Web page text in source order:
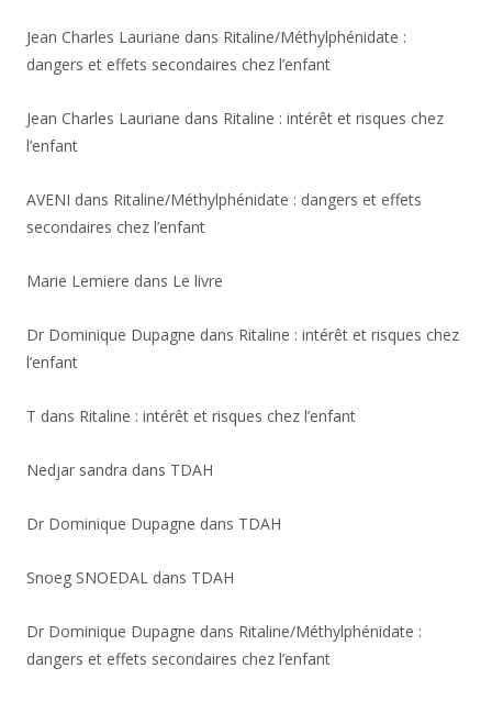
Jean Charles Lauriane dans Ritaline/Méthylphénidate :
dangers et effets secondaires chez l’enfant
Jean Charles Lauriane dans Ritaline : intérêt et risques chez
l’enfant
AVENI dans Ritaline/Méthylphénidate : dangers et effets
secondaires chez l’enfant
Marie Lemiere dans Le livre
Dr Dominique Dupagne dans Ritaline : intérêt et risques chez
l’enfant
T dans Ritaline : intérêt et risques chez l’enfant
Nedjar sandra dans TDAH
Dr Dominique Dupagne dans TDAH
Snoeg SNOEDAL dans TDAH
Dr Dominique Dupagne dans Ritaline/Méthylphénidate :
dangers et effets secondaires chez l’enfant